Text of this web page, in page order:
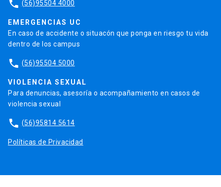
phone (56)95504 4000
EMERGENCIAS UC
En caso de accidente o situacón que ponga en riesgo tu vida
dentro de los campus
phone (56)95504 5000
VIOLENCIA SEXUAL
Para denuncias, asesoría o acompañamiento en casos de
violencia sexual
phone (56)95814 5614
Políticas de Privacidad